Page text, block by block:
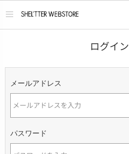
メ
ログイン
メールアドレス
パスワード